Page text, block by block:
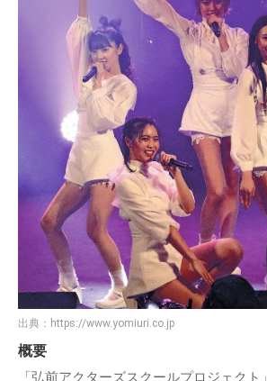
出典： https://www.yomiuri.co.jp
概要
「弘前アクターズスクールプロジェク